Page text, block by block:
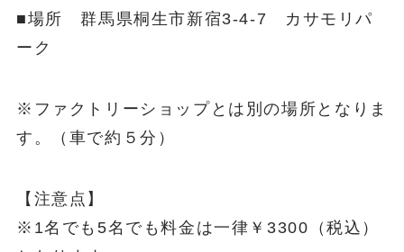
■場所 群馬県桐生市新宿3-4-7 カサモリパ
ーク
※ファクトリーショップとは別の場所となりま
す。（車で約５分）
【注意点】
※1名でも5名でも料金は一律￥3300（税込）